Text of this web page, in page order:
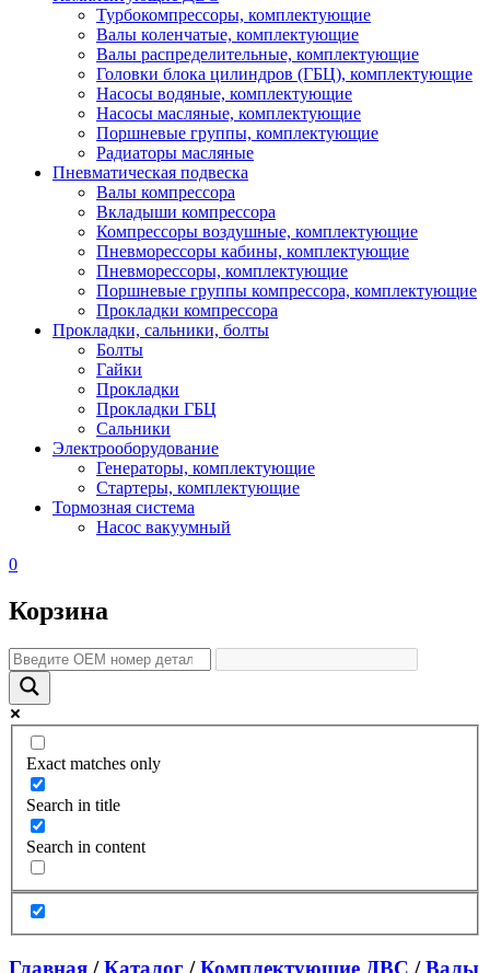
Турбокомпрессоры, комплектующие
Валы коленчатые, комплектующие
Валы распределительные, комплектующие
Головки блока цилиндров (ГБЦ), комплектующие
Насосы водяные, комплектующие
Насосы масляные, комплектующие
Поршневые группы, комплектующие
Радиаторы масляные
Пневматическая подвеска
Валы компрессора
Вкладыши компрессора
Компрессоры воздушные, комплектующие
Пневморессоры кабины, комплектующие
Пневморессоры, комплектующие
Поршневые группы компрессора, комплектующие
Прокладки компрессора
Прокладки, сальники, болты
Болты
Гайки
Прокладки
Прокладки ГБЦ
Сальники
Электрооборудование
Генераторы, комплектующие
Стартеры, комплектующие
Тормозная система
Насос вакуумный
0
Корзина
Exact matches only
Search in title
Search in content
Главная /Каталог /Комплектующие ДВС /Валы